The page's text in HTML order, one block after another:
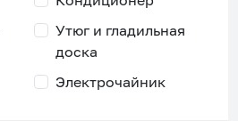
Утюг и гладильная
доска
Электрочайник